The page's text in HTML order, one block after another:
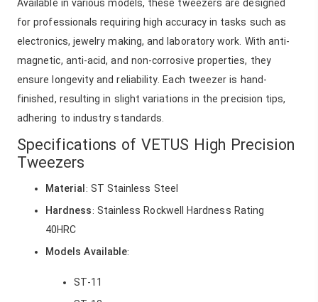
Available in various models, these tweezers are designed
for professionals requiring high accuracy in tasks such as
electronics, jewelry making, and laboratory work. With anti-
magnetic, anti-acid, and non-corrosive properties, they
ensure longevity and reliability. Each tweezer is hand-
finished, resulting in slight variations in the precision tips,
adhering to industry standards.
Specifications of VETUS High Precision
Tweezers
Material: ST Stainless Steel
Hardness: Stainless Rockwell Hardness Rating
40HRC
Models Available:
ST-11